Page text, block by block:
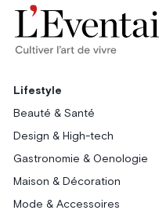
Lifestyle
Beauté & Santé
Design & High-tech
Gastronomie & Oenologie
Maison & Décoration
Mode & Accessoires